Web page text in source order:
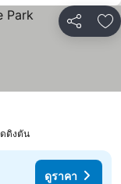
แชร์ เ
ดิงตัน
ดูราคา